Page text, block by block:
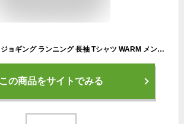
KALENJI カレンジ ジョギング ランニング 長袖 Tシャツ WARM メンズ | ランニングウェア スポーツウェア 秋 冬 ジム メンズウェア 軽量 速乾 防寒 ジョギングウェア ロンT ロングTシャツ
この商品をサイトでみる